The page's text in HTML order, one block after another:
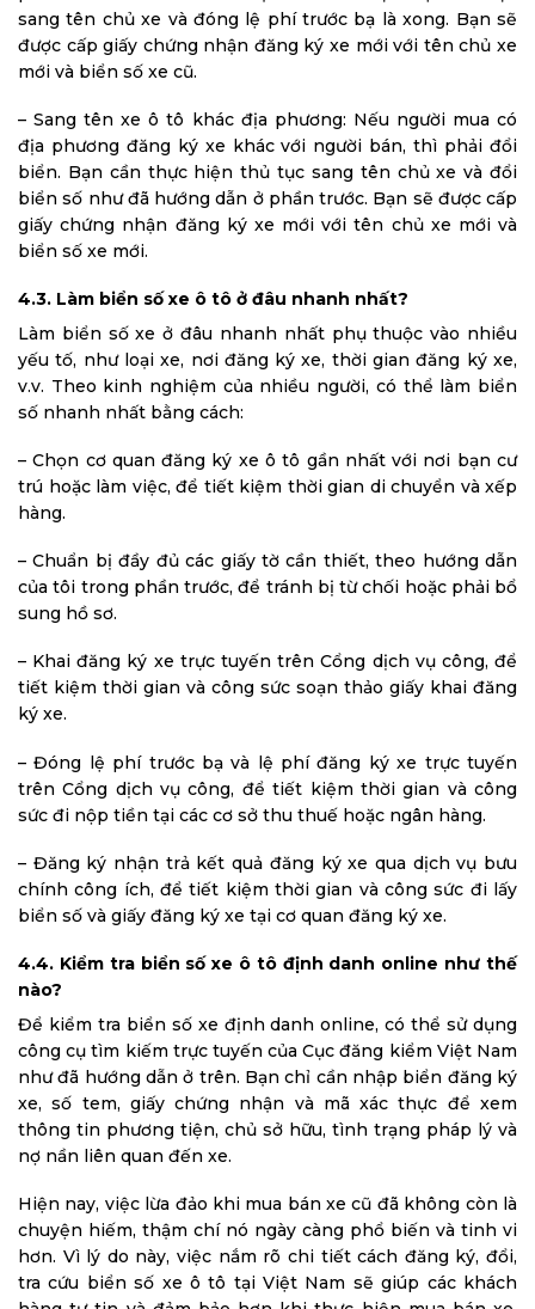
sang tên chủ xe và đóng lệ phí trước bạ là xong. Bạn sẽ
được cấp giấy chứng nhận đăng ký xe mới với tên chủ xe
mới và biển số xe cũ.
– Sang tên xe ô tô khác địa phương: Nếu người mua có
địa phương đăng ký xe khác với người bán, thì phải đổi
biển. Bạn cần thực hiện thủ tục sang tên chủ xe và đổi
biển số như đã hướng dẫn ở phần trước. Bạn sẽ được cấp
giấy chứng nhận đăng ký xe mới với tên chủ xe mới và
biển số xe mới.
4.3. Làm biển số xe ô tô ở đâu nhanh nhất?
Làm biển số xe ở đâu nhanh nhất phụ thuộc vào nhiều
yếu tố, như loại xe, nơi đăng ký xe, thời gian đăng ký xe,
v.v. Theo kinh nghiệm của nhiều người, có thể làm biển
số nhanh nhất bằng cách:
– Chọn cơ quan đăng ký xe ô tô gần nhất với nơi bạn cư
trú hoặc làm việc, để tiết kiệm thời gian di chuyển và xếp
hàng.
– Chuẩn bị đầy đủ các giấy tờ cần thiết, theo hướng dẫn
của tôi trong phần trước, để tránh bị từ chối hoặc phải bổ
sung hồ sơ.
– Khai đăng ký xe trực tuyến trên Cổng dịch vụ công, để
tiết kiệm thời gian và công sức soạn thảo giấy khai đăng
ký xe.
– Đóng lệ phí trước bạ và lệ phí đăng ký xe trực tuyến
trên Cổng dịch vụ công, để tiết kiệm thời gian và công
sức đi nộp tiền tại các cơ sở thu thuế hoặc ngân hàng.
– Đăng ký nhận trả kết quả đăng ký xe qua dịch vụ bưu
chính công ích, để tiết kiệm thời gian và công sức đi lấy
biển số và giấy đăng ký xe tại cơ quan đăng ký xe.
4.4. Kiểm tra biển số xe ô tô định danh online như thế
nào?
Để kiểm tra biển số xe định danh online, có thể sử dụng
công cụ tìm kiếm trực tuyến của Cục đăng kiểm Việt Nam
như đã hướng dẫn ở trên. Bạn chỉ cần nhập biển đăng ký
xe, số tem, giấy chứng nhận và mã xác thực để xem
thông tin phương tiện, chủ sở hữu, tình trạng pháp lý và
nợ nần liên quan đến xe.
Hiện nay, việc lừa đảo khi mua bán xe cũ đã không còn là
chuyện hiếm, thậm chí nó ngày càng phổ biến và tinh vi
hơn. Vì lý do này, việc nắm rõ chi tiết cách đăng ký, đổi,
tra cứu biển số xe ô tô tại Việt Nam sẽ giúp các khách